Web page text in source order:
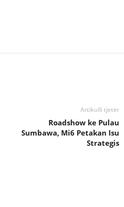
Artikulli tjetër
Roadshow ke Pulau
Sumbawa, Mi6 Petakan Isu
Strategis